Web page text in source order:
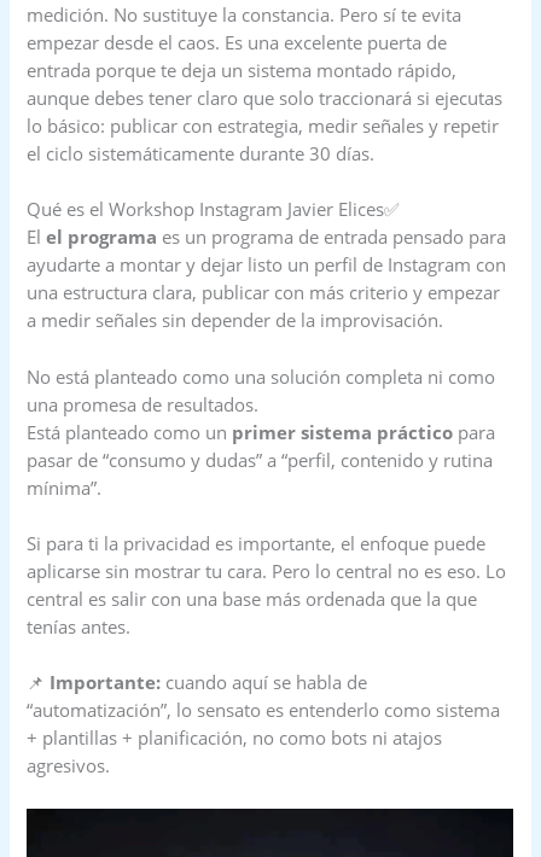
medición. No sustituye la constancia. Pero sí te evita
empezar desde el caos. Es una excelente puerta de
entrada porque te deja un sistema montado rápido,
aunque debes tener claro que solo traccionará si ejecutas
lo básico: publicar con estrategia, medir señales y repetir
el ciclo sistemáticamente durante 30 días.
Qué es el Workshop Instagram Javier Elices✅
Elel programa es un programa de entrada pensado para
ayudarte a montar y dejar listo un perfil de Instagram con
una estructura clara, publicar con más criterio y empezar
a medir señales sin depender de la improvisación.
No está planteado como una solución completa ni como
una promesa de resultados.
Está planteado como un primer sistema práctico para
pasar de “consumo y dudas” a “perfil, contenido y rutina
mínima”.
Si para ti la privacidad es importante, el enfoque puede
aplicarse sin mostrar tu cara. Pero lo central no es eso. Lo
central es salir con una base más ordenada que la que
tenías antes.
📌 Importante: cuando aquí se habla de
“automatización”, lo sensato es entenderlo como sistema
+ plantillas + planificación, no como bots ni atajos
agresivos.